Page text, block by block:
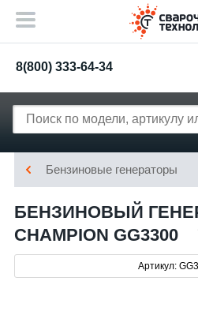
8(800) 333-64-34
Бензиновые генераторы
БЕНЗИНОВЫЙ
CHAMPION GG3300
Артикул: